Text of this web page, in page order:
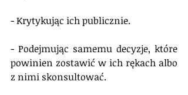
- Krytykując ich publicznie.
- Podejmując samemu decyzje, które
powinien zostawić w ich rękach albo
z nimi skonsultować.